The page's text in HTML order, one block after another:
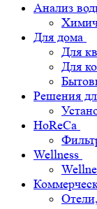
Анализ
Для дома
Для
Для
Решения
HoReCa
Wellness